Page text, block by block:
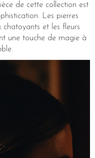
de cette collection est
Les pierres
chatoyants et les fleurs
une touche de magie à